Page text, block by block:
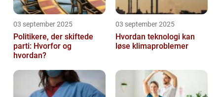
03 september 2025
Politikere, der skiftede
parti: Hvorfor og
hvordan?
03 september 2025
Hvordan teknologi kan
løse klimaproblemer